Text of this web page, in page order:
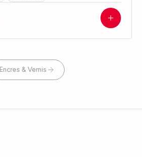
Encres & Vernis